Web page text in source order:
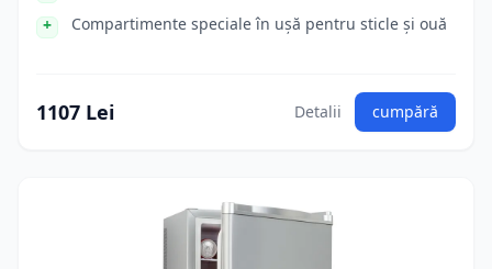
Compartimente speciale în ușă pentru sticle și ouă
1107 Lei Detalii cumpără